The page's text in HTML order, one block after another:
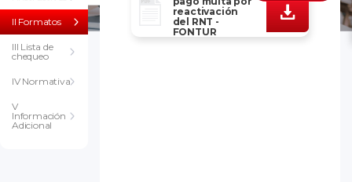
II Formatos
III Lista de
chequeo
IV Normativa
V
Información
Adicional
reactivación
del RNT -
FONTUR